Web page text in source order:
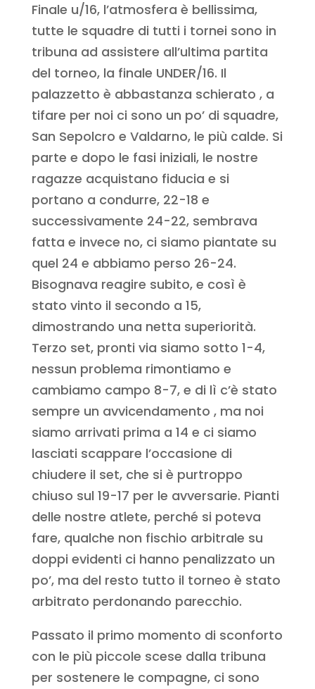
Finale u/16, l’atmosfera è bellissima,
tutte le squadre di tutti i tornei sono in
tribuna ad assistere all’ultima partita
del torneo, la finale UNDER/16. Il
palazzetto è abbastanza schierato , a
tifare per noi ci sono un po’ di squadre,
San Sepolcro e Valdarno, le più calde. Si
parte e dopo le fasi iniziali, le nostre
ragazze acquistano fiducia e si
portano a condurre, 22-18 e
successivamente 24-22, sembrava
fatta e invece no, ci siamo piantate su
quel 24 e abbiamo perso 26-24.
Bisognava reagire subito, e così è
stato vinto il secondo a 15,
dimostrando una netta superiorità.
Terzo set, pronti via siamo sotto 1-4,
nessun problema rimontiamo e
cambiamo campo 8-7, e di lì c’è stato
sempre un avvicendamento , ma noi
siamo arrivati prima a 14 e ci siamo
lasciati scappare l’occasione di
chiudere il set, che si è purtroppo
chiuso sul 19-17 per le avversarie. Pianti
delle nostre atlete, perché si poteva
fare, qualche non fischio arbitrale su
doppi evidenti ci hanno penalizzato un
po’, ma del resto tutto il torneo è stato
arbitrato perdonando parecchio.
Passato il primo momento di sconforto
con le più piccole scese dalla tribuna
per sostenere le compagne, ci sono